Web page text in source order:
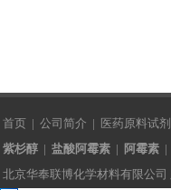
首页 | 公司简介 | 医药原料试剂
紫杉醇 | 盐酸阿霉素 | 阿霉素 |
北京华奉联博化学材料有限公司